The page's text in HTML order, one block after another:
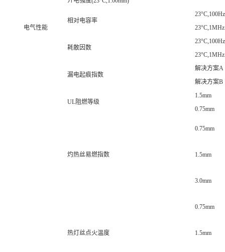
电气性能
相对电容率
23°C,100Hz
23°C,1MHz
耗散因数
23°C,100Hz
23°C,1MHz
漏电起痕指数
解决方案A
解决方案B
UL阻燃等级
1.5mm
0.75mm
灼热丝易燃指数
0.75mm
1.5mm
3.0mm
热灯丝点火温度
0.75mm
1.5mm